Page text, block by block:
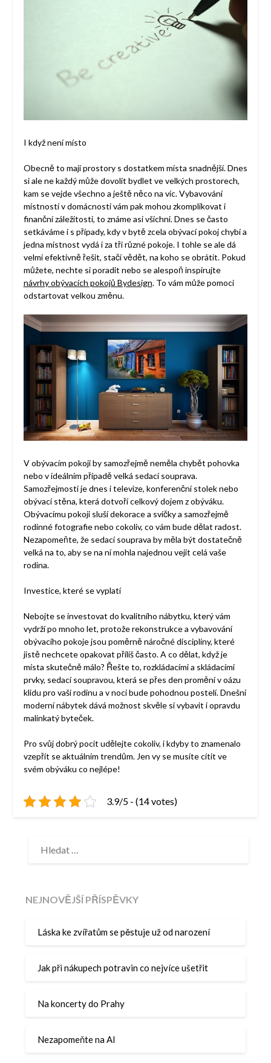
I když není místo
Obecně to mají prostory s dostatkem místa snadnější. Dnes
si ale ne každý může dovolit bydlet ve velkých prostorech,
kam se vejde všechno a ještě něco na víc. Vybavování
místností v domácnosti vám pak mohou zkomplikovat i
finanční záležitosti, to známe asi všichni. Dnes se často
setkáváme i s případy, kdy v bytě zcela obývací pokoj chybí a
jedna místnost vydá i za tři různé pokoje. I tohle se ale dá
velmi efektivně řešit, stačí vědět, na koho se obrátit. Pokud
můžete, nechte si poradit nebo se alespoň inspirujte
návrhy obývacích pokojů Bydesign. To vám může pomoci
odstartovat velkou změnu.
V obývacím pokoji by samozřejmě neměla chybět pohovka
nebo v ideálním případě velká sedací souprava.
Samozřejmostí je dnes i televize, konferenční stolek nebo
obývací stěna, která dotvoří celkový dojem z obýváku.
Obývacímu pokoji sluší dekorace a svíčky a samozřejmě
rodinné fotografie nebo cokoliv, co vám bude dělat radost.
Nezapomeňte, že sedací souprava by měla být dostatečně
velká na to, aby se na ní mohla najednou vejít celá vaše
rodina.
Investice, které se vyplatí
Nebojte se investovat do kvalitního nábytku, který vám
vydrží po mnoho let, protože rekonstrukce a vybavování
obývacího pokoje jsou poměrně náročné disciplíny, které
jistě nechcete opakovat příliš často. A co dělat, když je
místa skutečně málo? Řešte to, rozkládacími a skládacími
prvky, sedací soupravou, která se přes den promění v oázu
klidu pro vaši rodinu a v noci bude pohodnou postelí. Dnešní
moderní nábytek dává možnost skvěle si vybavit i opravdu
malinkatý byteček.
Pro svůj dobrý pocit udělejte cokoliv, i kdyby to znamenalo
vzepřít se aktuálním trendům. Jen vy se musíte cítit ve
svém obýváku co nejlépe!
3.9/5 - (14 votes)
NEJNOVĚJŠÍ PŘÍSPĚVKY
Láska ke zvířatům se pěstuje už od narození
Jak při nákupech potravin co nejvíce ušetřit
Na koncerty do Prahy
Nezapomeňte na AI